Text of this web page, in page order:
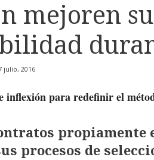
mejoren su
julio, 2016
inflexión para redefinir el
propiamente
procesos de